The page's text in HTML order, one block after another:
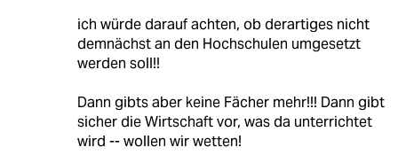
ich würde darauf achten, ob derartiges nicht
demnächst an den Hochschulen umgesetzt
werden soll!!
Dann gibts aber keine Fächer mehr!!! Dann gibt
sicher die Wirtschaft vor, was da unterrichtet
wird -- wollen wir wetten!